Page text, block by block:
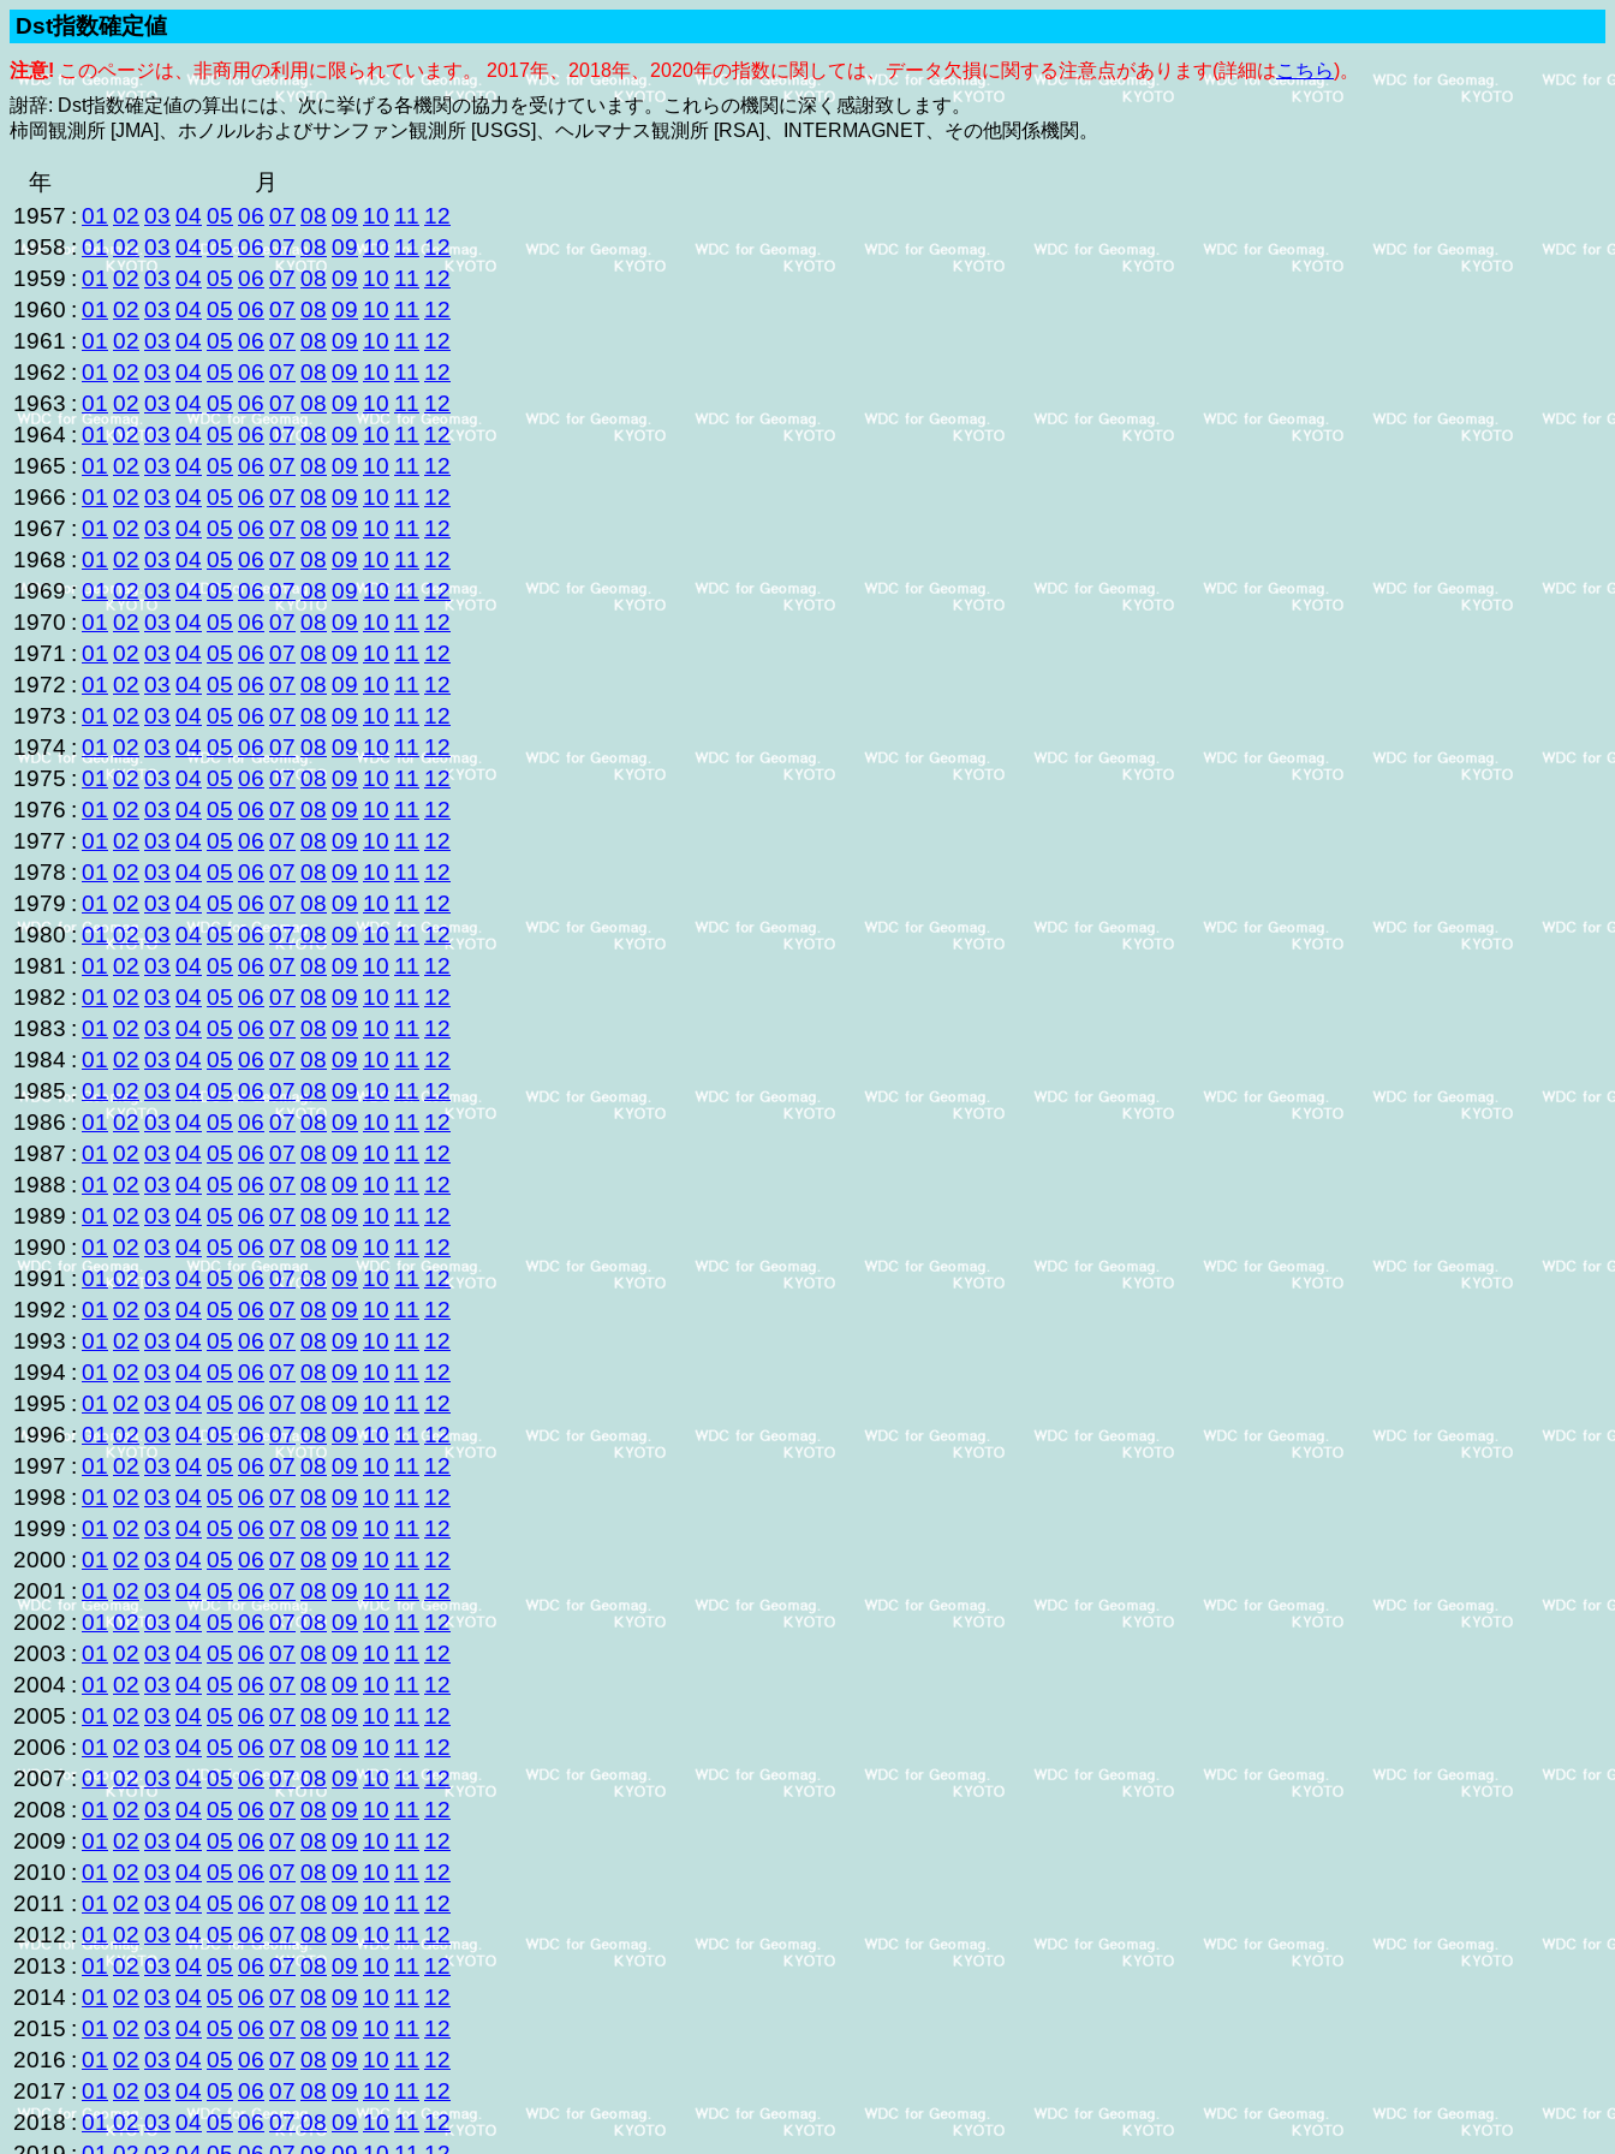
Dst指数確定値
注意! このページは、非商用の利用に限られています。 2017年、2018年、2020年の指数に関しては、データ欠損に関する注意点があります(詳細はこちら)。
謝辞: Dst指数確定値の算出には、次に挙げる各機関の協力を受けています。これらの機関に深く感謝致します。
柿岡観測所 [JMA]、ホノルルおよびサンファン観測所 [USGS]、ヘルマナス観測所 [RSA]、INTERMAGNET、その他関係機関。
年
月
1957 : 01 02 03 04 05 06 07 08 09 10 11 12
1958 :0102 03 0405 060708 0910 11 12
1959 : 0102 03 04 05 06 07 08 09 10 11 12
1960 : 01 02 03 04 05 06 07 08 09 10 11 12
1961 : 01 02 03 04 05 06 07 08 09 10 11 12
1962 : 01 02 03 04 05 06 07 08 09 10 11 12
1963 : 01 02 03 04 05 06 07 08 09 10 11 12
1964 : 010203 04 05 06 07 0809 10 11 12
1965 : 01 02 03 04 05 06 07 08 09 10 11 12
1966 : 01 02 03 04 05 06 07 08 09 10 11 12
1967 : 01 02 03 04 05 06 07 08 09 10 11 12
1968 : 01 02 03 04 05 06 07 08 09 10 11 12
1969 :0102 03 0405 060708 0910 11 12
1970 : 01 02 03 04 05 06 07 08 09 10 11 12
1971 : 01 02 03 04 05 06 07 08 09 10 11 12
1972 : 01 02 03 04 05 06 07 08 09 10 11 12
1973 : 01 02 03 04 05 06 07 08 09 10 11 12
1974 : 01 02 03 0405 06 07 08 0910 11 12
1975 : 010203 04 05 06 07 0809 10 11 12
1976 : 01 02 03 04 05 06 07 08 09 10 11 12
1977 : 01 02 03 04 05 06 07 08 09 10 11 12
1978 : 01 02 03 04 05 06 07 08 09 10 11 12
1979 : 01 02 03 04 05 06 07 08 09 10 11 12
1980 : 010203 0405 060708 09 10 11 12
1981 : 01 02 03 04 05 06 07 08 09 10 11 12
1982 : 01 02 03 04 05 06 07 08 09 10 11 12
1983 : 01 02 03 04 05 06 07 08 09 10 11 12
1984 : 01 02 03 04 05 06 07 08 09 10 11 12
1985 :0102 03 0405 060708 0910 11 12
1986 : 0102 03 04 05 06 07 0809 10 11 12
1987 : 01 02 03 04 05 06 07 08 09 10 11 12
1988 : 01 02 03 04 05 06 07 08 09 10 11 12
1989 : 01 02 03 04 05 06 07 08 09 10 11 12
1990 : 01 02 03 04 05 06 07 08 09 10 11 12
1991 : 010203 0405 06070809 10 11 12
1992 : 01 02 03 04 05 06 07 08 09 10 11 12
1993 : 01 02 03 04 05 06 07 08 09 10 11 12
1994 : 01 02 03 04 05 06 07 08 09 10 11 12
1995 : 01 02 03 04 05 06 07 08 09 10 11 12
1996 :0102 03 0405 060708 0910 11 12
1997 : 0102 03 04 05 06 07 08 09 10 11 12
1998 : 01 02 03 04 05 06 07 08 09 10 11 12
1999 : 01 02 03 04 05 06 07 08 09 10 11 12
2000 : 01 02 03 04 05 06 07 08 09 10 11 12
2001 : 01 02 03 04 05 06 07 08 09 10 11 12
2002 : 010203 04 05 06 07 0809 10 11 12
2003 : 01 02 03 04 05 06 07 08 09 10 11 12
2004 : 01 02 03 04 05 06 07 08 09 10 11 12
2005 : 01 02 03 04 05 06 07 08 09 10 11 12
2006 : 01 02 03 04 05 06 07 08 09 10 11 12
2007 :0102 03 0405 060708 0910 11 12
2008 : 01 02 03 04 05 06 07 08 09 10 11 12
2009 : 01 02 03 04 05 06 07 08 09 10 11 12
2010 : 01 02 03 04 05 06 07 08 09 10 11 12
2011 : 01 02 03 04 05 06 07 08 09 10 11 12
2012 : 01 02 03 0405 06 07 08 0910 11 12
2013 : 0102 03 04 05 06 07 0809 10 11 12
2014 : 01 02 03 04 05 06 07 08 09 10 11 12
2015 : 01 02 03 04 05 06 07 08 09 10 11 12
2016 : 01 02 03 04 05 06 07 08 09 10 11 12
2017 : 01 02 03 04 05 06 07 08 09 10 11 12
2018 : 010203 0405 06070809 10 11 12